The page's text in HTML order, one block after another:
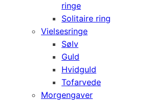
ringe
Solitaire ring
Vielsesringe
Sølv
Guld
Hvidguld
Tofarvede
Morgengaver